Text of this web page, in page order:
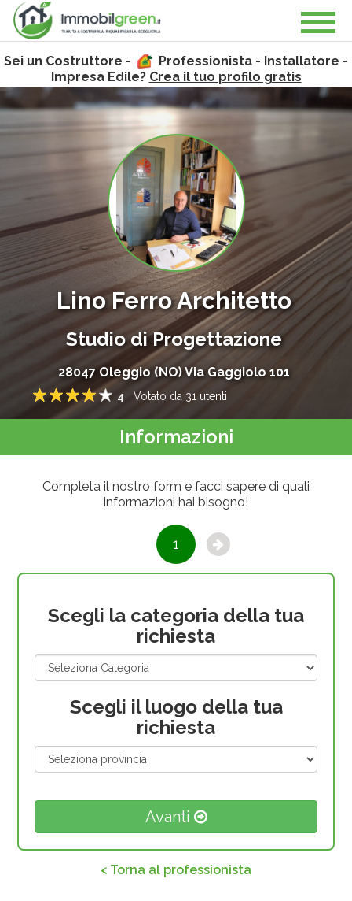
Sei un Costruttore -
Professionista - Installatore -
Impresa Edile? Crea il tuo profilo gratis
Lino Ferro Architetto
Studio di Progettazione
28047 Oleggio(NO)Via Gaggiolo 101
3
4 Votato da 31 utenti
Informazioni
Completa il nostro form e facci sapere di quali
informazioni hai bisogno!
1
Scegli la categoria della tua
richiesta
Scegli il luogo della tua
richiesta
Avanti
< Torna al professionista